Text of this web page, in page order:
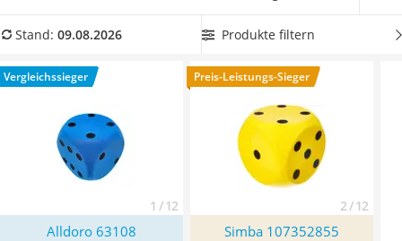
Barfußschuhe Kinder
Kinder-Mikroskop
Ferngesteuerter Hubschrauber
abgerundete Ecken hat,
damit er sich leichter würfeln,
2026 besonders das Modell
Alldoro 63108* mit seinen
Eigenschaften.
Stand: 09.08.2026 Produkte filtern
Vergleichssieger
1 / 12
Preis-Leistungs-Sieger
2 / 12
Alldoro 63108 Simba 107352855